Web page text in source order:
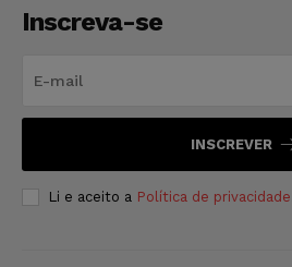
Inscreva-se
INSCREVER
Li e aceito a Política de privacidade